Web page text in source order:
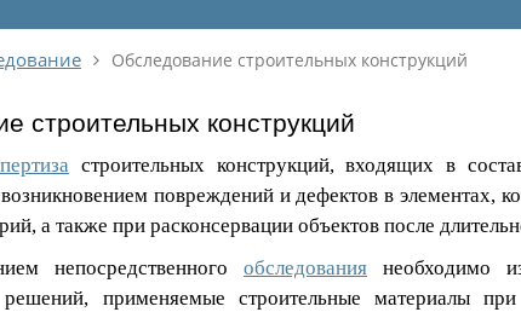
Обследование строительных конструкций
строительных конструкций
строительных конструкций, входящих в
повреждений и дефектов в элементах,
а также при расконсервации объектов после
непосредственного обследования необходимо
решений, применяемые строительные материалы